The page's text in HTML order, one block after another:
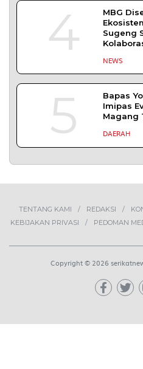
4
MBG
Sugeng
NEWS
5
Bapas
Imipas
Magang
DAERAH
TENTANG KAMI REDAKSI
KEBIJAKAN PRIVASI
PEDOMAN
Copyright © 2026